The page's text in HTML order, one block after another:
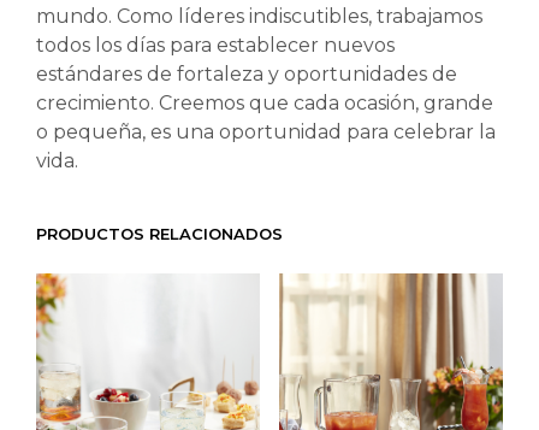
mundo. Como líderes indiscutibles, trabajamos
todos los días para establecer nuevos
estándares de fortaleza y oportunidades de
crecimiento. Creemos que cada ocasión, grande
o pequeña, es una oportunidad para celebrar la
vida.
PRODUCTOS RELACIONADOS